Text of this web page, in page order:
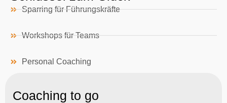
Sparring für Führungskräfte
Workshops für Teams
Personal Coaching
Coaching to go